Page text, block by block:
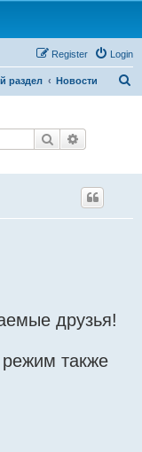
Login
Register
раздел Новости
Search
друзья!
также